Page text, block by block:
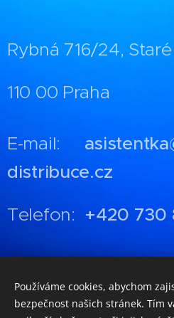
Rybná 716/24,
110 00 Praha
E-mail:
distribuce.cz
Telefon: +420 730
GDPR
Používáme cookies, abychom
bezpečnost našich stránek. Tím